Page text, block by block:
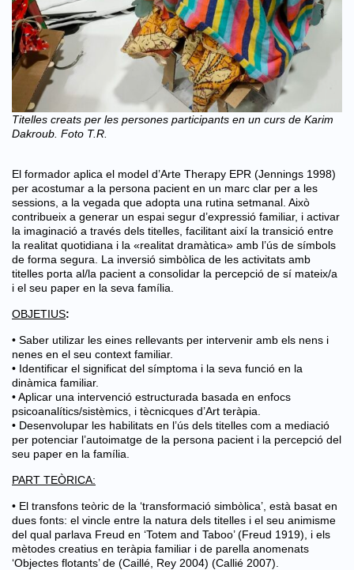
Titelles creats per les persones participants en un curs de Karim
Dakroub. Foto T.R.
El formador aplica el model d’Arte Therapy EPR (Jennings 1998)
per acostumar a la persona pacient en un marc clar per a les
sessions, a la vegada que adopta una rutina setmanal. Això
contribueix a generar un espai segur d’expressió familiar, i activar
la imaginació a través dels titelles, facilitant així la transició entre
la realitat quotidiana i la «realitat dramàtica» amb l’ús de símbols
de forma segura. La inversió simbòlica de les activitats amb
titelles porta al/la pacient a consolidar la percepció de sí mateix/a
i el seu paper en la seva família.
OBJETIUS:
• Saber utilizar les eines rellevants per intervenir amb els nens i
nenes en el seu context familiar.
• Identificar el significat del símptoma i la seva funció en la
dinàmica familiar.
• Aplicar una intervenció estructurada basada en enfocs
psicoanalítics/sistèmics, i tècnicques d’Art teràpia.
• Desenvolupar les habilitats en l’ús dels titelles com a mediació
per potenciar l’autoimatge de la persona pacient i la percepció del
seu paper en la família.
PART TEÒRICA:
• El transfons teòric de la ‘transformació simbòlica’, està basat en
dues fonts: el vincle entre la natura dels titelles i el seu animisme
del qual parlava Freud en ‘Totem and Taboo’ (Freud 1919), i els
mètodes creatius en teràpia familiar i de parella anomenats
‘Objectes flotants’ de (Caillé, Rey 2004) (Callié 2007).